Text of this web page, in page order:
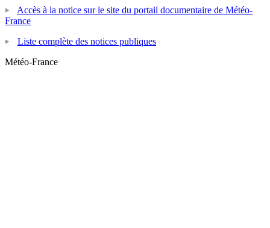
Accès à la notice sur le site du portail documentaire de Météo-
France
Liste complète des notices publiques
Météo-France